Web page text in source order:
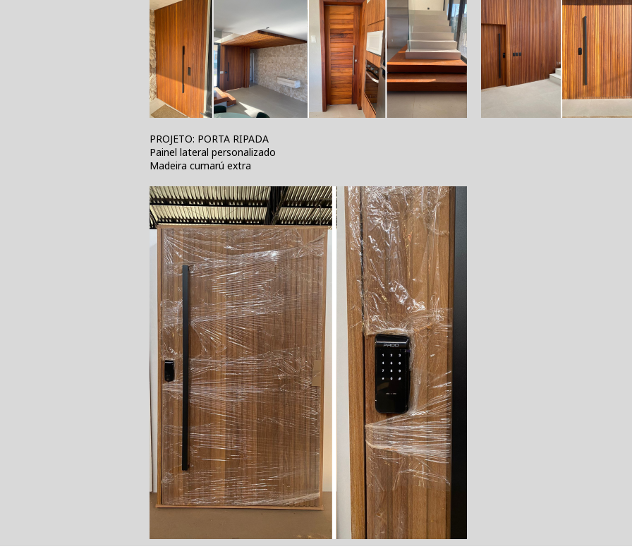
PROJETO: PORTA RIPADA
Painel lateral personalizado
Madeira cumarú extra